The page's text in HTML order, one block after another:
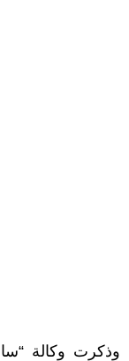
وذكرت وكالة